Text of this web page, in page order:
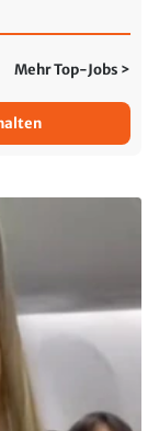
Mehr Top-Jobs >